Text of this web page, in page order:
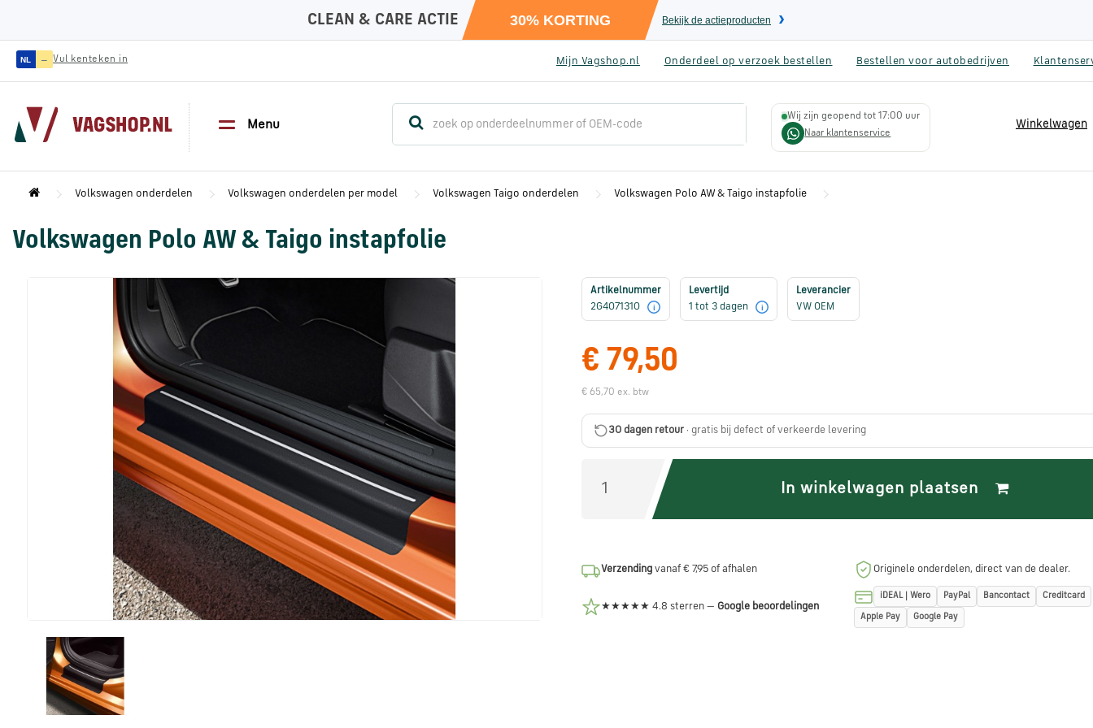
CLEAN & CARE ACTIE 30% KORTING Bekijk de actieproducten
NL — Vul kenteken in Mijn Vagshop.nl Onderdeel op verzoek bestellen Bestellen voor autobedrijven
Menu
Wij zijn geopend tot 17:00 uur
Naar klantenservice
Winkelwagen
Volkswagen onderdelen Volkswagen onderdelen per model Volkswagen Taigo onderdelen Volkswagen Polo AW & Taigo instapfolie
Volkswagen Polo AW & Taigo instapfolie
Artikelnummer
2G4071310
i
Levertijd
1 tot 3 dagen
i
Leverancier
VW OEM
€ 79,50
€ 65,70 ex. btw
30 dagen retour · gratis bij defect of verkeerde levering
In winkelwagen plaatsen
Verzending vanaf € 7,95 of afhalen Originele onderdelen, direct van de dealer.
★★★★★ 4.8 sterren — Google beoordelingen
iDEAL | Wero PayPal Bancontact Creditcard
Apple Pay Google Pay